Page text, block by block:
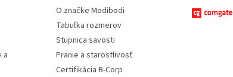
a
O značke Modibodi
Tabuľka rozmerov
Stupnica savosti
Pranie a starostlivosť
Certifikácia B-Corp